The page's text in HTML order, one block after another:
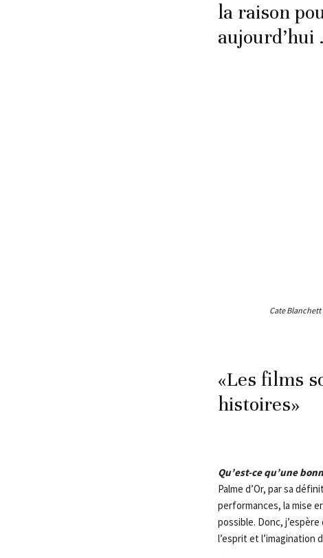
la raison
aujourd’hui
Cate Blanchett
«Les films
histoires»
Qu’est-ce qu’une
Palme d’Or, par sa
performances, la mise
possible. Donc,
l’esprit et l’imagination